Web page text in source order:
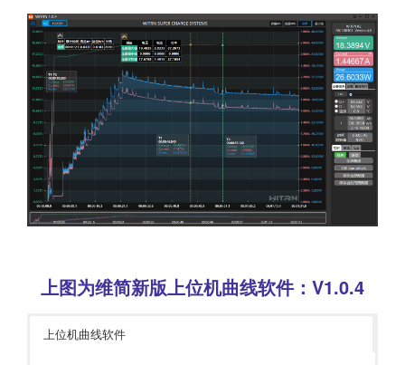
上图为维简新版上位机曲线软件：V1.0.4
上位机曲线软件